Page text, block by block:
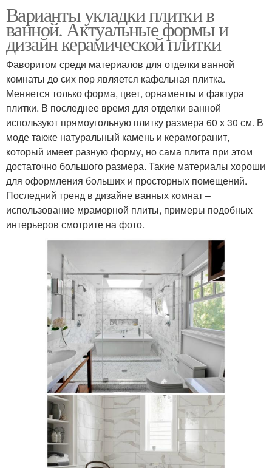
Варианты укладки плитки в
ванной. Актуальные формы и
дизайн керамической плитки
Фаворитом среди материалов для отделки ванной
комнаты до сих пор является кафельная плитка.
Меняется только форма, цвет, орнаменты и фактура
плитки. В последнее время для отделки ванной
используют прямоугольную плитку размера 60 х 30 см. В
моде также натуральный камень и керамогранит,
который имеет разную форму, но сама плита при этом
достаточно большого размера. Такие материалы хороши
для оформления больших и просторных помещений.
Последний тренд в дизайне ванных комнат –
использование мраморной плиты, примеры подобных
интерьеров смотрите на фото.